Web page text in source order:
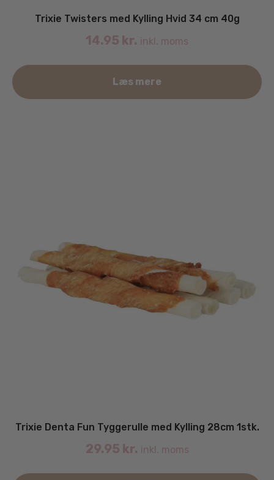
Trixie Twisters med Kylling Hvid 34 cm 40g
14.95 kr. inkl. moms
Læs mere
Trixie Denta Fun Tyggerulle med Kylling 28cm 1stk.
29.95 kr. inkl. moms